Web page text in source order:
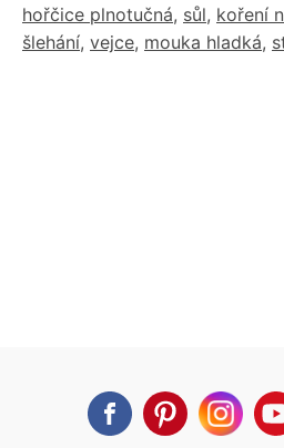
hořčice plnotučná, sůl, koření
šlehání, vejce, mouka hladká,